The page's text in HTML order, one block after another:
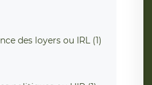
des loyers ou IRL (1)